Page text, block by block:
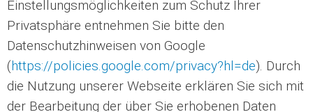
Einstellungsmöglichkeiten zum Schutz Ihrer
Privatsphäre entnehmen Sie bitte den
Datenschutzhinweisen von Google
(https://policies.google.com/privacy?hl=de). Durch
die Nutzung unserer Webseite erklären Sie sich mit
der Bearbeitung der über Sie erhobenen Daten